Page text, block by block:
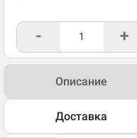
- +
Описание
Доставка